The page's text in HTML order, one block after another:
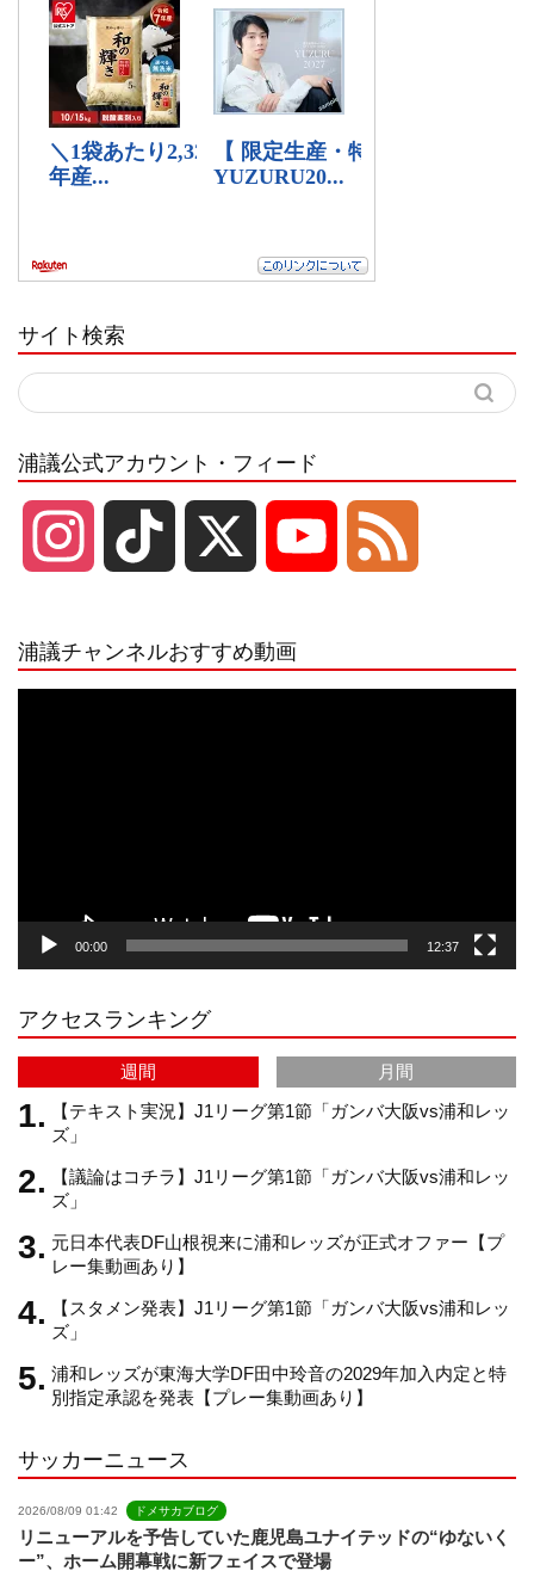
サイト検索
浦議公式アカウント・フィード
r
a
m
e
C
h
a
n
n
e
浦議チャンネルおすすめ動画
00:00 12:37
アクセスランキング
週間
月間
【テキスト実況】J1リーグ第1節「ガンバ大阪vs浦和レッ
ズ」
【議論はコチラ】J1リーグ第1節「ガンバ大阪vs浦和レッ
ズ」
元日本代表DF山根視来に浦和レッズが正式オファー【プ
レー集動画あり】
【スタメン発表】J1リーグ第1節「ガンバ大阪vs浦和レッ
ズ」
浦和レッズが東海大学DF田中玲音の2029年加入内定と特
別指定承認を発表【プレー集動画あり】
サッカーニュース
2026/08/09 01:42 ドメサカブログ
リニューアルを予告していた鹿児島ユナイテッドの“ゆないく
ー”、ホーム開幕戦に新フェイスで登場